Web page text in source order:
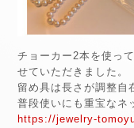
チョーカー2本を使っ
せていただきました。
留め具は長さが調整自
普段使いにも重宝なネ
https://jewelry-